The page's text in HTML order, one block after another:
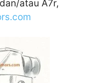
atau A7r,